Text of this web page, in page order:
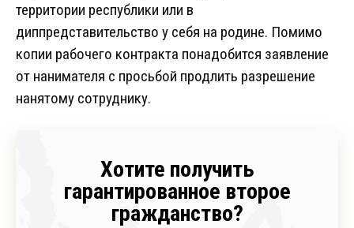
территории республики или в
диппредставительство у себя на родине. Помимо
копии рабочего контракта понадобится заявление
от нанимателя с просьбой продлить разрешение
нанятому сотруднику.
Хотите получить
гарантированное второе
гражданство?